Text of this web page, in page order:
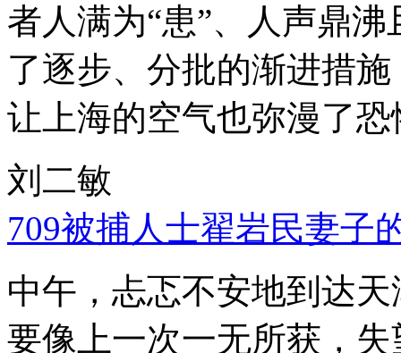
者人满为“患”、人声鼎
了逐步、分批的渐进措
让上海的空气也弥漫了
刘二敏
709被捕人士翟岩民妻子
中午，忐忑不安地到达
要像上一次一无所获，